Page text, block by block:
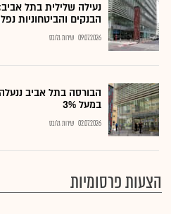
נעילה שלילית בתל
הבנקים והביטחוניות
09.07.2026 שירות גלובס
הבורסה בתל אביב
במעל 3%
02.07.2026 שירות גלובס
הצעות פרסומיות